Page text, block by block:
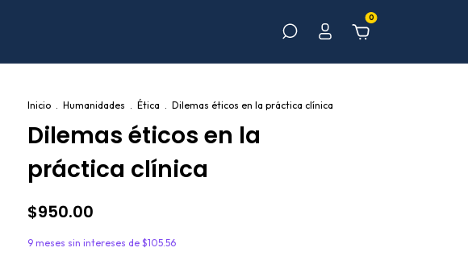
0
Inicio . Humanidades . Ética . Dilemas éticos en la práctica clínica
Dilemas éticos en la
práctica clínica
$950.00
9 meses sin intereses de $105.56